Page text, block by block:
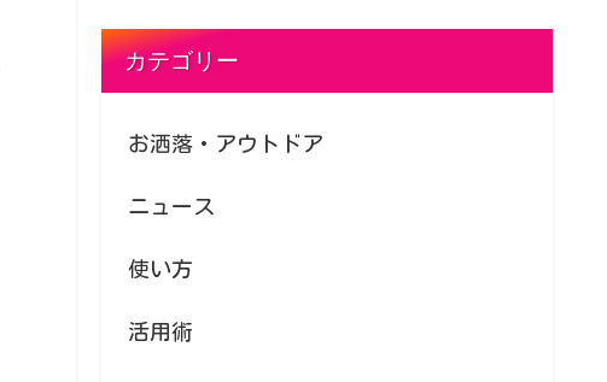
カテゴリー
お洒落・アウトドア
ニュース
使い方
活用術